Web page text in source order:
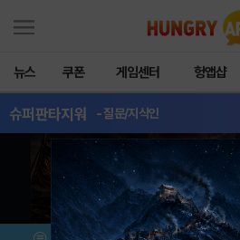
뉴스 쿠폰 게임센터 헝앱샵
슈퍼판타지워 - 질문/지식인